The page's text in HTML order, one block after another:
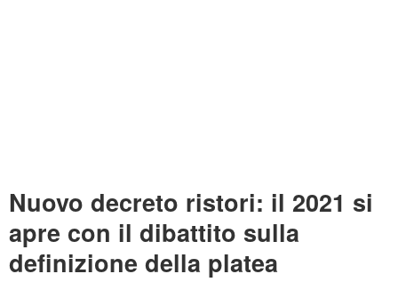
Nuovo decreto ristori: il 2021 si
apre con il dibattito sulla
definizione della platea